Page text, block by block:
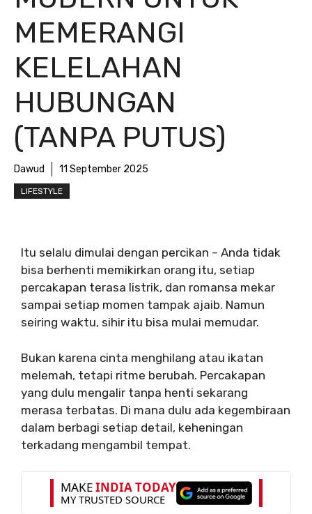
MEMERANGI
KELELAHAN
HUBUNGAN
(TANPA PUTUS)
Dawud 11 September 2025
LIFESTYLE
Itu selalu dimulai dengan percikan – Anda tidak
bisa berhenti memikirkan orang itu, setiap
percakapan terasa listrik, dan romansa mekar
sampai setiap momen tampak ajaib. Namun
seiring waktu, sihir itu bisa mulai memudar.
Bukan karena cinta menghilang atau ikatan
melemah, tetapi ritme berubah. Percakapan
yang dulu mengalir tanpa henti sekarang
merasa terbatas. Di mana dulu ada kegembiraan
dalam berbagi setiap detail, keheningan
terkadang mengambil tempat.